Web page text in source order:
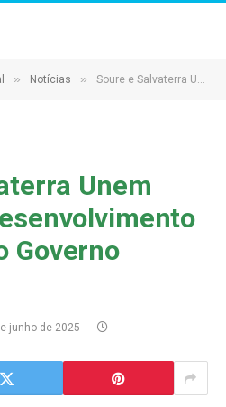
» Notícias » Soure e Salvaterra Unem Forças por Desenvolvimento com Apoio do Governo Federal
Unem
Governo
junho de 2025